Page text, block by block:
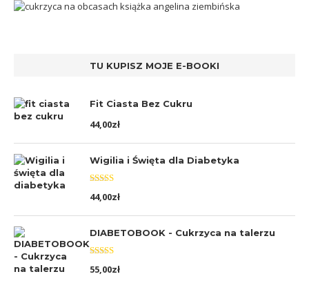
TU KUPISZ MOJE E-BOOKI
Fit Ciasta Bez Cukru
44,00zł
Wigilia i Święta dla Diabetyka
Oceniono
5.00na 5
44,00zł
DIABETOBOOK - Cukrzyca na talerzu
Oceniono
5.00na 5
55,00zł